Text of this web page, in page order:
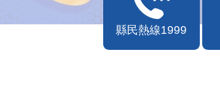
縣民熱線1999